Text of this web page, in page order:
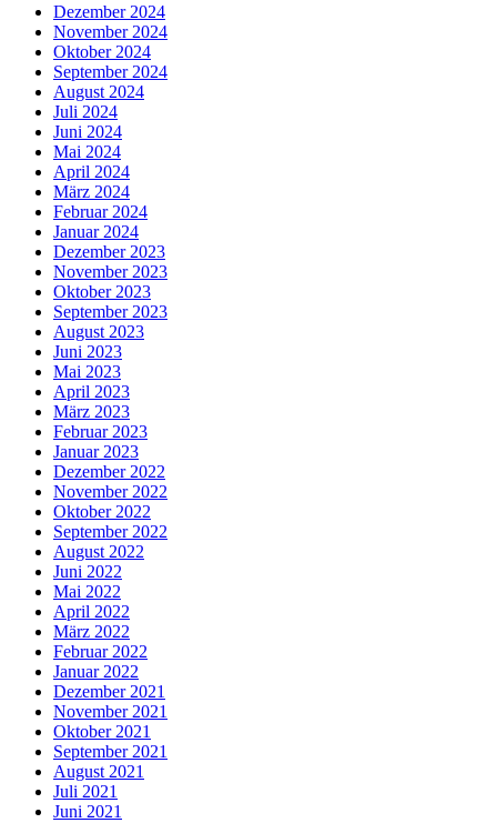
Dezember 2024
November 2024
Oktober 2024
September 2024
August 2024
Juli 2024
Juni 2024
Mai 2024
April 2024
März 2024
Februar 2024
Januar 2024
Dezember 2023
November 2023
Oktober 2023
September 2023
August 2023
Juni 2023
Mai 2023
April 2023
März 2023
Februar 2023
Januar 2023
Dezember 2022
November 2022
Oktober 2022
September 2022
August 2022
Juni 2022
Mai 2022
April 2022
März 2022
Februar 2022
Januar 2022
Dezember 2021
November 2021
Oktober 2021
September 2021
August 2021
Juli 2021
Juni 2021